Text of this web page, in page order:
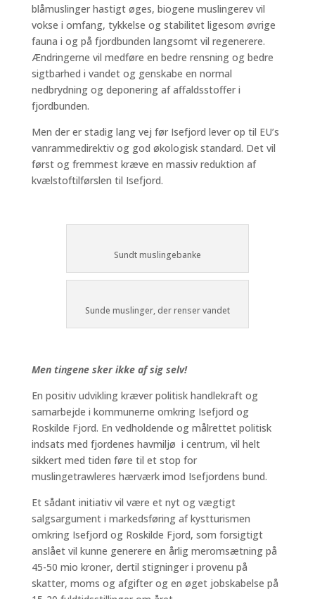
blåmuslinger hastigt øges, biogene muslingerev vil
vokse i omfang, tykkelse og stabilitet ligesom øvrige
fauna i og på fjordbunden langsomt vil regenerere.
Ændringerne vil medføre en bedre rensning og bedre
sigtbarhed i vandet og genskabe en normal
nedbrydning og deponering af affaldsstoffer i
fjordbunden.
Men der er stadig lang vej før Isefjord lever op til EU’s
vanrammedirektiv og god økologisk standard. Det vil
først og fremmest kræve en massiv reduktion af
kvælstoftilførslen til Isefjord.
Sundt muslingebanke
Sunde muslinger, der renser vandet
Men tingene sker ikke af sig selv!
En positiv udvikling kræver politisk handlekraft og
samarbejde i kommunerne omkring Isefjord og
Roskilde Fjord. En vedholdende og målrettet politisk
indsats med fjordenes havmiljø i centrum, vil helt
sikkert med tiden føre til et stop for
muslingetrawleres hærværk imod Isefjordens bund.
Et sådant initiativ vil være et nyt og vægtigt
salgsargument i markedsføring af kystturismen
omkring Isefjord og Roskilde Fjord, som forsigtigt
anslået vil kunne generere en årlig meromsætning på
45-50 mio kroner, dertil stigninger i provenu på
skatter, moms og afgifter og en øget jobskabelse på